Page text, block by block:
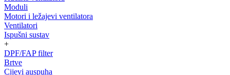
Moduli
Motori i ležajevi ventilatora
Ventilatori
Ispušni sustav
+
DPF/FAP filter
Brtve
Cijevi auspuha